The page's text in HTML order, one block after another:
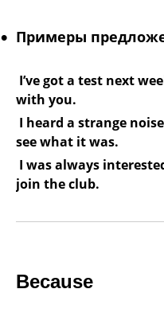
Примеры
I’ve got a test next
with you.
I heard a strange
see what it was.
I was always
join the club.
Because